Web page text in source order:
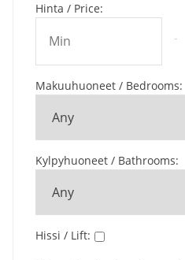
Hinta / Price:
-
Makuuhuoneet / Bedrooms:
Kylpyhuoneet / Bathrooms:
Hissi / Lift: